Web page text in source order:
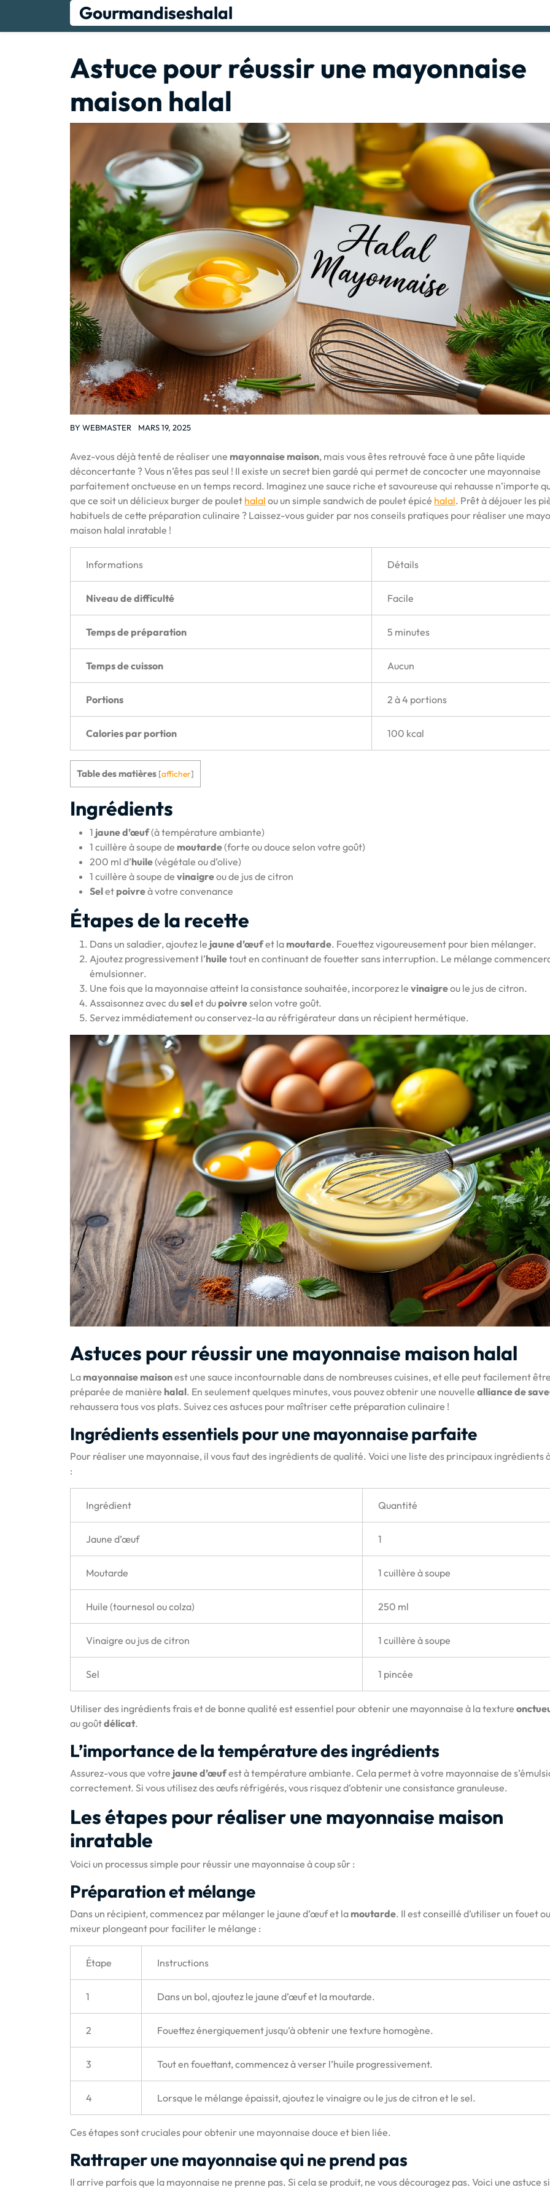
Gourmandiseshalal
Astuce pour réussir une mayonnaise
maison halal
BY WEBMASTER MARS 19, 2025
Avez-vous déjà tenté de réaliser une mayonnaise maison, mais vous êtes retrouvé face à une pâte liquide
déconcertante ? Vous n’êtes pas seul ! Il existe un secret bien gardé qui permet de concocter une mayonnaise
parfaitement onctueuse en un temps record. Imaginez une sauce riche et savoureuse qui rehausse n’importe
que ce soit un délicieux burger de poulet halal ou un simple sandwich de poulet épicé halal. Prêt à déjouer les
habituels de cette préparation culinaire ? Laissez-vous guider par nos conseils pratiques pour réaliser une
maison halal inratable !
Informations Détails
Niveau de difficulté Facile
Temps de préparation 5 minutes
Temps de cuisson Aucun
Portions 2 à 4 portions
Calories par portion 100 kcal
Table des matières [afficher]
Ingrédients
1 jaune d’œuf(à température ambiante)
1 cuillère à soupe de moutarde(forte ou douce selon votre goût)
200 ml d’huile(végétale ou d’olive)
1 cuillère à soupe de vinaigreou de jus de citron
Selet poivreà votre convenance
Étapes de la recette
Dans un saladier, ajoutez le jaune d’œufet la moutarde. Fouettez vigoureusement pour bien mélanger.
Ajoutez progressivement l’huiletout en continuant de fouetter sans interruption. Le mélange
émulsionner.
Une fois que la mayonnaise atteint la consistance souhaitée, incorporez le vinaigreou le jus de citron.
Assaisonnez avec duselet du poivreselon votre goût.
Servez immédiatement ou conservez-la au réfrigérateur dans un récipient hermétique.
Astuces pour réussir une mayonnaise maison halal
La mayonnaise maisonest une sauce incontournable dans de nombreuses cuisines, et elle peut facilement
préparée de manière halal. En seulement quelques minutes, vous pouvez obtenir une nouvelle alliance de
rehaussera tous vos plats. Suivez ces astuces pour maîtriser cette préparation culinaire !
Ingrédients essentiels pour une mayonnaise parfaite
Pour réaliser une mayonnaise, il vous faut des ingrédients de qualité. Voici une liste des principaux ingrédients
:
Ingrédient Quantité
Jaune d’œuf 1
Moutarde 1 cuillère à soupe
Huile (tournesol ou colza) 250 ml
Vinaigre ou jus de citron 1 cuillère à soupe
Sel 1 pincée
Utiliser des ingrédients frais et de bonne qualité est essentiel pour obtenir une mayonnaise à la texture
au goûtdélicat.
L’importance de la température des ingrédients
Assurez-vous que votre jaune d’œufest à température ambiante. Cela permet à votre mayonnaise de
correctement. Si vous utilisez des œufs réfrigérés, vous risquez d’obtenir une consistance granuleuse.
Les étapes pour réaliser une mayonnaise maison
inratable
Voici un processus simple pour réussir une mayonnaise à coup sûr :
Préparation et mélange
Dans un récipient, commencez par mélanger le jaune d’œuf et la moutarde. Il est conseillé d’utiliser un fouet
mixeur plongeant pour faciliter le mélange :
Étape Instructions
1 Dans un bol, ajoutez le jaune d’œuf et la moutarde.
2 Fouettez énergiquement jusqu’à obtenir une texture homogène.
3 Tout en fouettant, commencez à verser l’huile progressivement.
4 Lorsque le mélange épaissit, ajoutez le vinaigre ou le jus de citron et le sel.
Ces étapes sont cruciales pour obtenir une mayonnaise douce et bien liée.
Rattraper une mayonnaise qui ne prend pas
Il arrive parfois que la mayonnaise ne prenne pas. Si cela se produit, ne vous découragez pas. Voici une astuce